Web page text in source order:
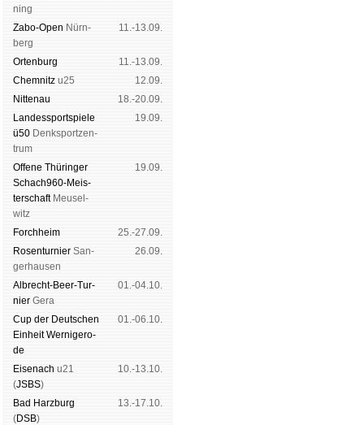
ning
Zabo-Open Nürn­
berg
11.-13.09.
Orten­burg
11.-13.09.
Chem­nitz u25
12.09.
Nitte­nau
18.-20.09.
Landes­sport­spiele
ü50 Denk­sport­zen­
trum
19.09.
Offene Thü­rin­ger
Schach960-Meis­
ter­schaftMeu­sel­
witz
19.09.
Forch­heim
25.-27.09.
Rosen­tur­nier San­
ger­hau­sen
26.09.
Albrecht-Beer-Tur­
nier Ge­ra
01.-04.10.
Cup der Deut­schen
Ein­heit Wer­ni­ge­ro­
de
01.-06.10.
Eise­nach u21
(JSBS)
10.-13.10.
Bad Harz­burg
(DSB)
13.-17.10.